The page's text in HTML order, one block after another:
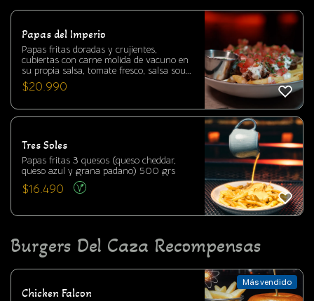
Papas del Imperio
Papas fritas doradas y crujientes,
cubiertas con carne molida de vacuno en
su propia salsa, tomate fresco, salsa sour
y ciboulette. Una preparación abundante,
sabrosa y perfecta para compartir en la
$20.990
Tres Soles
Papas fritas 3 quesos (queso cheddar,
queso azul y grana padano) 500 grs
$16.490
Burgers Del Caza Recompensas
Chicken Falcon
Más vendido